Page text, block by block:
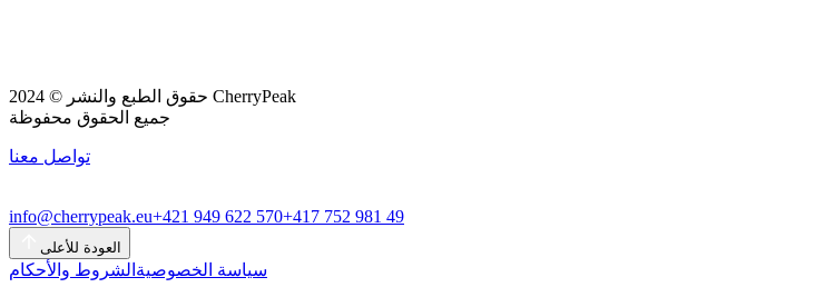
حقوق الطبع والنشر © 2024 CherryPeak
جميع الحقوق محفوظة
تواصل معنا
info@cherrypeak.eu+421 949 622 570+417 752 981 49
العودة للأعلى
سياسة الخصوصية الشروط والأحكام